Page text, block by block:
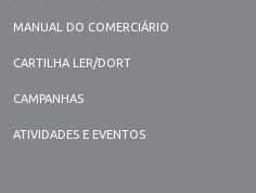
MANUAL DO COMERCIÁRIO
CARTILHA LER/DORT
CAMPANHAS
ATIVIDADES E EVENTOS